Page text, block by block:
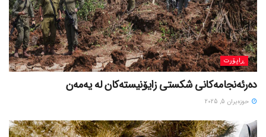
ڕاپۆرت
دەرئەنجامەکانی شکستی زایۆنیستەکان لە یەمەن
حوزه‌یران 5, 2025